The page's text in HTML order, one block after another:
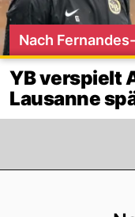
Nach
YB verspielt
Lausanne